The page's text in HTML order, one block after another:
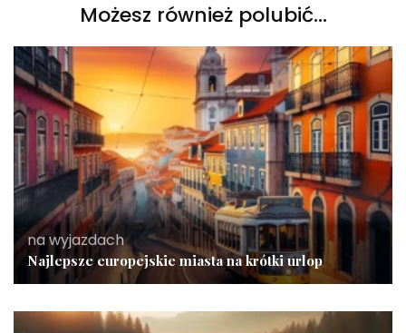
Możesz również polubić…
na wyjazdach
Najlepsze europejskie miasta na krótki urlop